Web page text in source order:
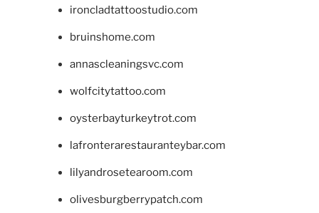
ironcladtattoostudio.com
bruinshome.com
annascleaningsvc.com
wolfcitytattoo.com
oysterbayturkeytrot.com
lafronterarestauranteybar.com
lilyandrosetearoom.com
olivesburgberrypatch.com